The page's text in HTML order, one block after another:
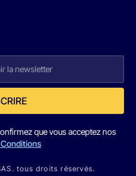
que vous acceptez nos
tous droits réservés.